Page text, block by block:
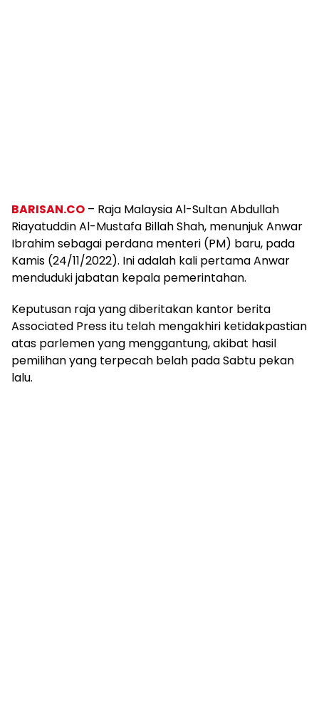
BARISAN.CO – Raja Malaysia Al-Sultan Abdullah
Riayatuddin Al-Mustafa Billah Shah, menunjuk Anwar
Ibrahim sebagai perdana menteri (PM) baru, pada
Kamis (24/11/2022). Ini adalah kali pertama Anwar
menduduki jabatan kepala pemerintahan.
Keputusan raja yang diberitakan kantor berita
Associated Press itu telah mengakhiri ketidakpastian
atas parlemen yang menggantung, akibat hasil
pemilihan yang terpecah belah pada Sabtu pekan
lalu.